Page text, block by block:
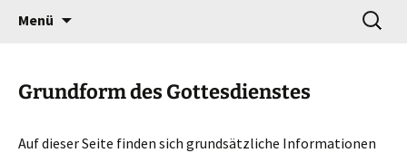
Willkommen!
Gottesdienst verändert
Menü
Suchen
nach:
Grundform des Gottesdienstes
Auf dieser Seite finden sich grundsätzliche Informationen